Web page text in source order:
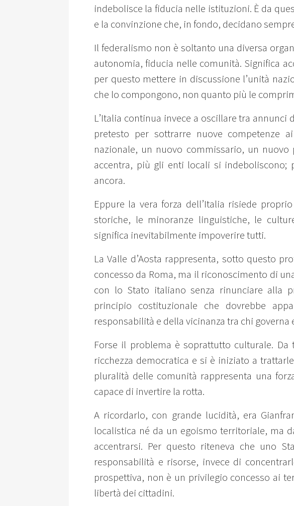
indebolisce la fiducia nelle istituzioni. È da
e la convinzione che, in fondo, decidano
Il federalismo non è soltanto una diversa
autonomia, fiducia nelle comunità. Significa
per questo mettere in discussione l’unità
che lo compongono, non quanto più le
L’Italia continua invece a oscillare tra
pretesto per sottrarre nuove competenze
nazionale, un nuovo commissario, un
accentra, più gli enti locali si indeboliscono;
ancora.
Eppure la vera forza dell’Italia risiede
storiche, le minoranze linguistiche, le
significa inevitabilmente impoverire tutti.
La Valle d’Aosta rappresenta, sotto questo
concesso da Roma, ma il riconoscimento di
con lo Stato italiano senza rinunciare alla
principio costituzionale che dovrebbe
responsabilità e della vicinanza tra chi governa
Forse il problema è soprattutto culturale.
ricchezza democratica e si è iniziato a
pluralità delle comunità rappresenta una
capace di invertire la rotta.
A ricordarlo, con grande lucidità, era
localistica né da un egoismo territoriale, ma
accentrarsi. Per questo riteneva che uno
responsabilità e risorse, invece di
prospettiva, non è un privilegio concesso ai
libertà dei cittadini.